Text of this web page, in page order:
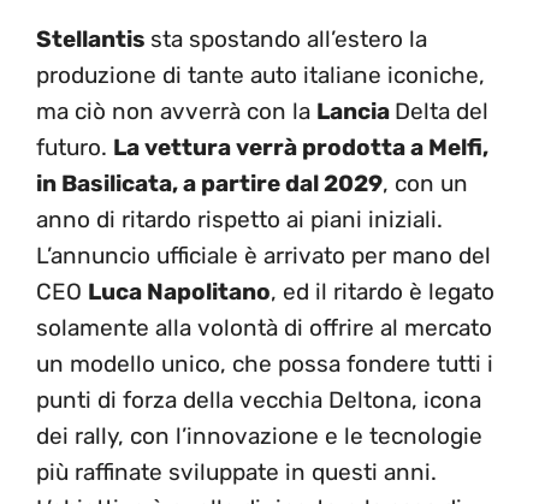
Stellantis sta spostando all’estero la
produzione di tante auto italiane iconiche,
ma ciò non avverrà con la Lancia Delta del
futuro. La vettura verrà prodotta a Melfi,
in Basilicata, a partire dal 2029, con un
anno di ritardo rispetto ai piani iniziali.
L’annuncio ufficiale è arrivato per mano del
CEO Luca Napolitano, ed il ritardo è legato
solamente alla volontà di offrire al mercato
un modello unico, che possa fondere tutti i
punti di forza della vecchia Deltona, icona
dei rally, con l’innovazione e le tecnologie
più raffinate sviluppate in questi anni.